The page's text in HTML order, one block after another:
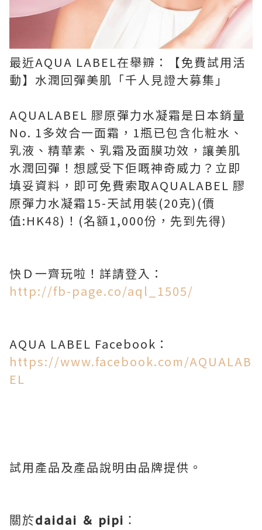
最近AQUA LABEL在舉辧：【免費試用活
動】水潤回彈美肌「千人見證大募集」
AQUALABEL 膠原彈力水凝霜是日本銷量
No. 1多效合一面霜，1瓶已包含化粧水、
乳液、精華素、乳霜及面膜功效，讓美肌
水潤回彈！想感受下佢嘅神奇威力？立即
填妥資料，即可免費索取AQUALABEL 膠
原彈力水凝霜15-天試用裝(20克)(價
值:HK48)！(名額1,000份，先到先得)
快Ｄ一齊玩啦！詳請登入：
http://fb-page.co/aql_1505/
AQUA LABEL Facebook：
https://www.facebook.com/AQUALAB
EL
試用產品及產品說明由品牌提供。
關於daidai ＆ pipi ：